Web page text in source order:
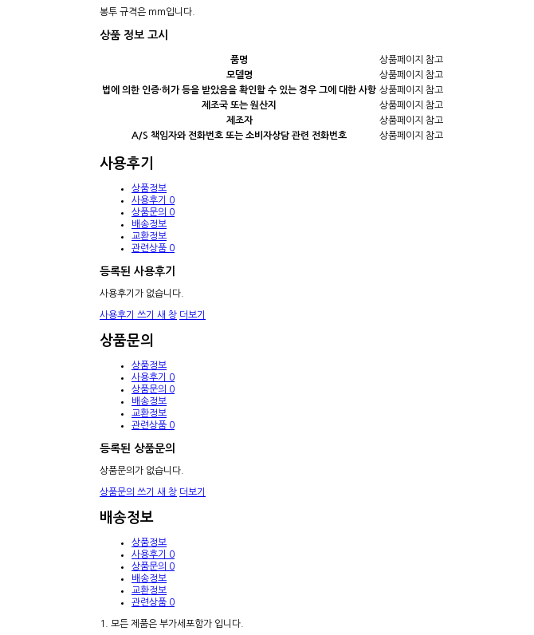
봉투 규격은 mm입니다.
상품 정보 고시
품명
상품페이지 참고
모델명
상품페이지 참고
법에 의한 인증·허가 등을 받았음을 확인할 수 있는 경우 그에 대한 사항 상품페이지 참고
제조국 또는 원산지
상품페이지 참고
제조자
상품페이지 참고
A/S 책임자와 전화번호 또는 소비자상담 관련 전화번호
상품페이지 참고
사용후기
상품정보
사용후기 0
상품문의 0
배송정보
교환정보
관련상품 0
등록된 사용후기
사용후기가 없습니다.
사용후기 쓰기 새 창 더보기
상품문의
상품정보
사용후기 0
상품문의 0
배송정보
교환정보
관련상품 0
등록된 상품문의
상품문의가 없습니다.
상품문의 쓰기 새 창 더보기
배송정보
상품정보
사용후기 0
상품문의 0
배송정보
교환정보
관련상품 0
1. 모든 제품은 부가세포함가 입니다.